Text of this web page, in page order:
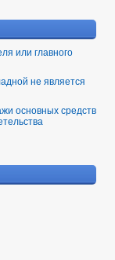
или главного
не является
основных средств